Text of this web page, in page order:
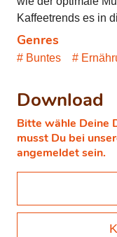
Kaffeetrends es in
Genres
Buntes
Download
Bitte wähle Deine
musst Du bei
angemeldet sein.